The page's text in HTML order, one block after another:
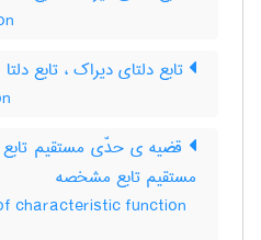
تابع دلتای دیراک ، تابع دلتا
قضیه ی حدّی مستقیم
مستقیم تابع مشخصه
characteristic function